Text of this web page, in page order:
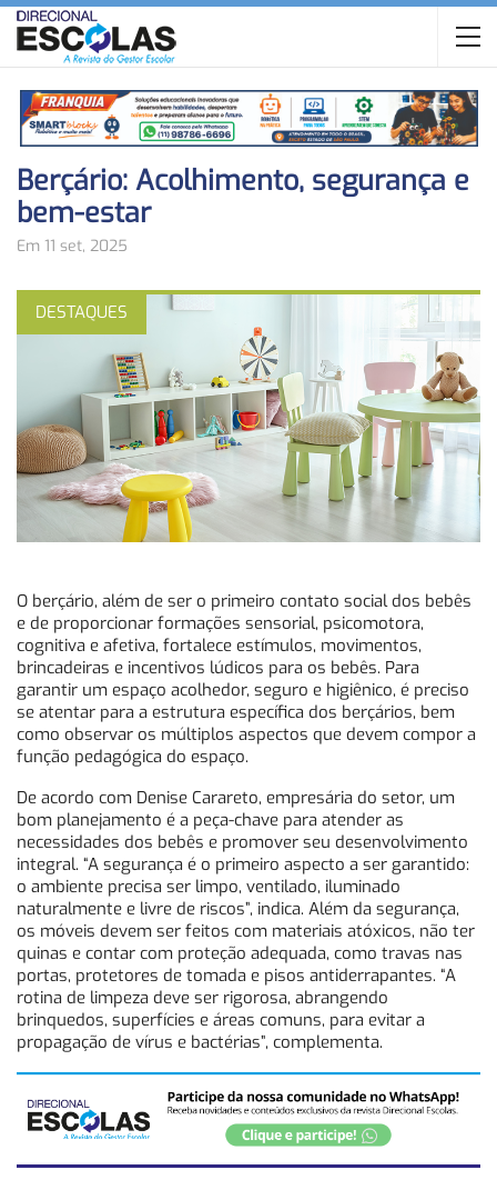
Berçário: Acolhimento, segurança e
bem-estar
Em 11 set, 2025
DESTAQUES
O berçário, além de ser o primeiro contato social dos bebês
e de proporcionar formações sensorial, psicomotora,
cognitiva e afetiva, fortalece estímulos, movimentos,
brincadeiras e incentivos lúdicos para os bebês. Para
garantir um espaço acolhedor, seguro e higiênico, é preciso
se atentar para a estrutura específica dos berçários, bem
como observar os múltiplos aspectos que devem compor a
função pedagógica do espaço.
De acordo com Denise Carareto, empresária do setor, um
bom planejamento é a peça-chave para atender as
necessidades dos bebês e promover seu desenvolvimento
integral. “A segurança é o primeiro aspecto a ser garantido:
o ambiente precisa ser limpo, ventilado, iluminado
naturalmente e livre de riscos”, indica. Além da segurança,
os móveis devem ser feitos com materiais atóxicos, não ter
quinas e contar com proteção adequada, como travas nas
portas, protetores de tomada e pisos antiderrapantes. “A
rotina de limpeza deve ser rigorosa, abrangendo
brinquedos, superfícies e áreas comuns, para evitar a
propagação de vírus e bactérias”, complementa.